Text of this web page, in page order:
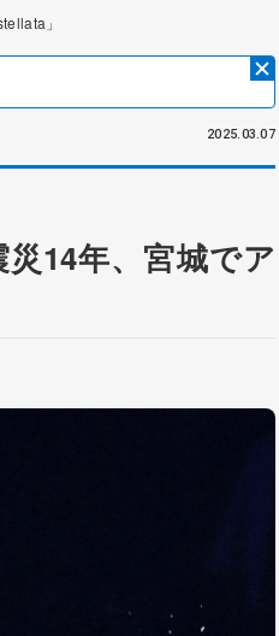
」
2025.03.07
14年、宮城でア